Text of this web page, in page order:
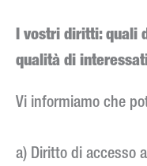
I vostri diritti: quali
qualità di
Vi informiamo che
a) Diritto di accesso